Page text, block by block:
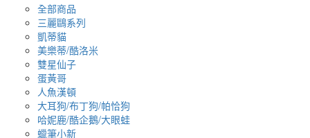
全部商品
三麗鷗系列
凱蒂貓
美樂蒂/酷洛米
雙星仙子
蛋黃哥
人魚漢頓
大耳狗/布丁狗/帕恰狗
哈妮鹿/酷企鵝/大眼蛙
蠟筆小新